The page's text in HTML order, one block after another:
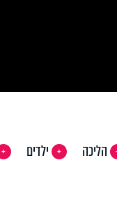
הליכה ילדים